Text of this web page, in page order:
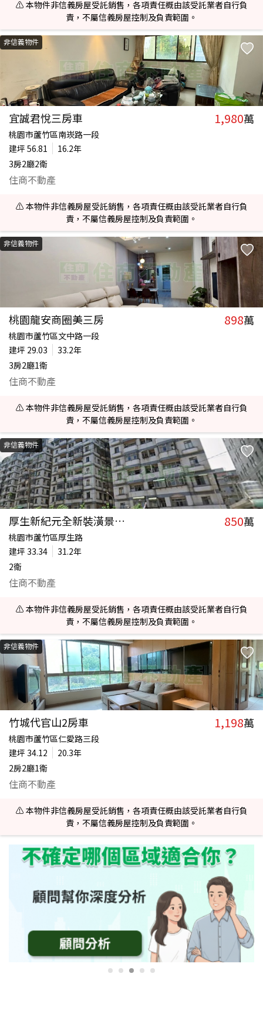
⚠️ 本物件非信義房屋受託銷售，各項責任概由該受託業者自行負
責，不屬信義房屋控制及負責範圍。
非信義物件
宜誠君悅三房車 1,980萬
桃園市蘆竹區南崁路一段
建坪 56.81
16.2年
3房2廳2衛
住商不動產
⚠️ 本物件非信義房屋受託銷售，各項責任概由該受託業者自行負
責，不屬信義房屋控制及負責範圍。
非信義物件
桃園龍安商圈美三房 898萬
桃園市蘆竹區文中路一段
建坪 29.03
33.2年
3房2廳1衛
住商不動產
⚠️ 本物件非信義房屋受託銷售，各項責任概由該受託業者自行負
責，不屬信義房屋控制及負責範圍。
非信義物件
厚生新紀元全新裝潢景觀可隔3房 850萬
桃園市蘆竹區厚生路
建坪 33.34
31.2年
2衛
住商不動產
⚠️ 本物件非信義房屋受託銷售，各項責任概由該受託業者自行負
責，不屬信義房屋控制及負責範圍。
非信義物件
竹城代官山2房車 1,198萬
桃園市蘆竹區仁愛路三段
建坪 34.12
20.3年
2房2廳1衛
住商不動產
⚠️ 本物件非信義房屋受託銷售，各項責任概由該受託業者自行負
責，不屬信義房屋控制及負責範圍。